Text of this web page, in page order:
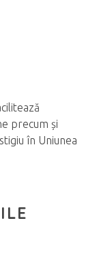
precum și
în Uniunea